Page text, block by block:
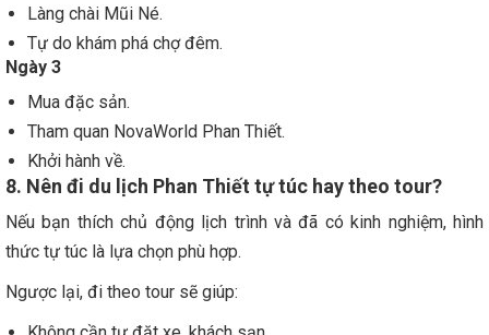
Làng chài Mũi Né.
Tự do khám phá chợ đêm.
Ngày 3
Mua đặc sản.
Tham quan NovaWorld Phan Thiết.
Khởi hành về.
8. Nên đi du lịch Phan Thiết tự túc hay theo tour?
Nếu bạn thích chủ động lịch trình và đã có kinh nghiệm, hình
thức tự túc là lựa chọn phù hợp.
Ngược lại, đi theo tour sẽ giúp: